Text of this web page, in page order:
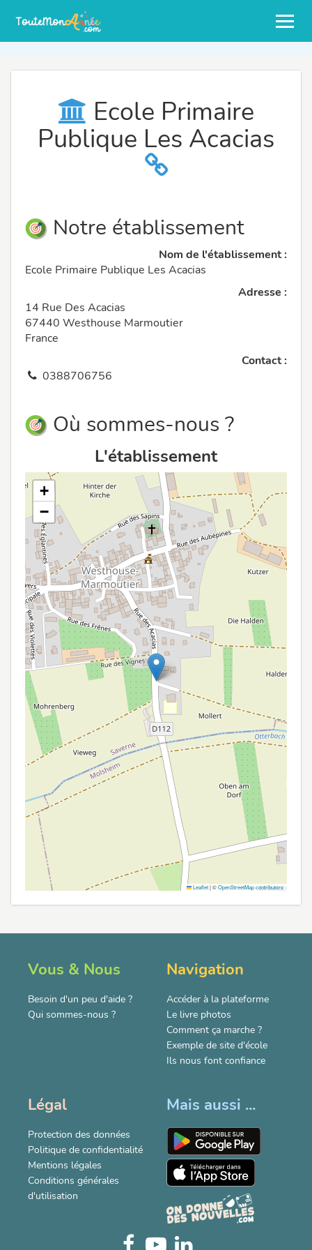
Ecole Primaire
Publique Les Acacias
Notre établissement
Nom de l'établissement :
Ecole Primaire Publique Les Acacias
Adresse :
14 Rue Des Acacias
67440 Westhouse Marmoutier
France
Contact :
0388706756
Où sommes-nous ?
L'établissement
+
−
Leaflet|©OpenStreetMap contributors
Vous & Nous
Besoin d'un peu d'aide ?
Qui sommes-nous ?
Navigation
Accéder à la plateforme
Le livre photos
Comment ça marche ?
Exemple de site d'école
Ils nous font confiance
Légal
Protection des données
Politique de confidentialité
Mentions légales
Conditions générales
d'utilisation
Mais aussi ...